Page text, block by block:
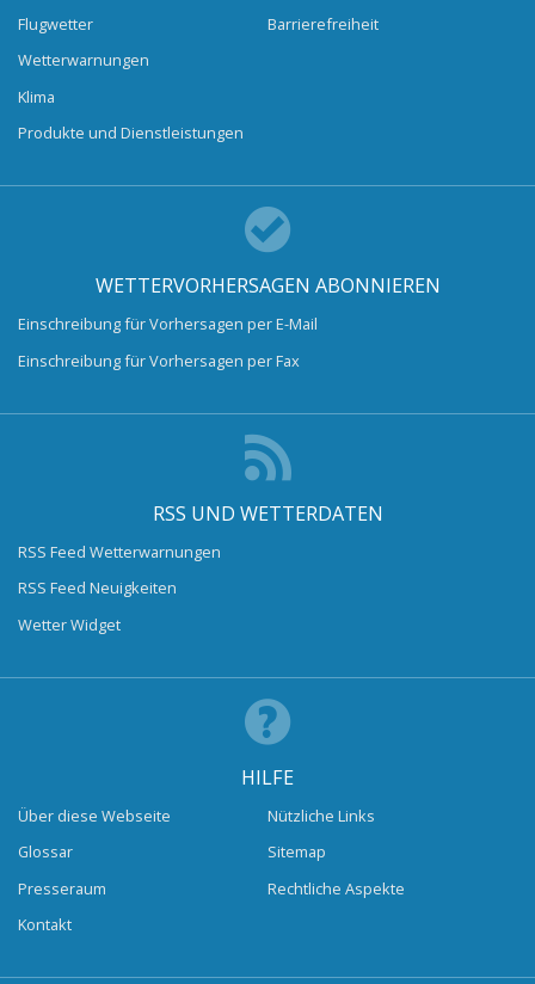
Flugwetter
Wetterwarnungen
Klima
Produkte und Dienstleistungen
Barrierefreiheit
WETTERVORHERSAGEN ABONNIEREN
Einschreibung für Vorhersagen per E-Mail
Einschreibung für Vorhersagen per Fax
RSS UND WETTERDATEN
RSS Feed Wetterwarnungen
RSS Feed Neuigkeiten
Wetter Widget
HILFE
Über diese Webseite
Glossar
Presseraum
Kontakt
Nützliche Links
Sitemap
Rechtliche Aspekte